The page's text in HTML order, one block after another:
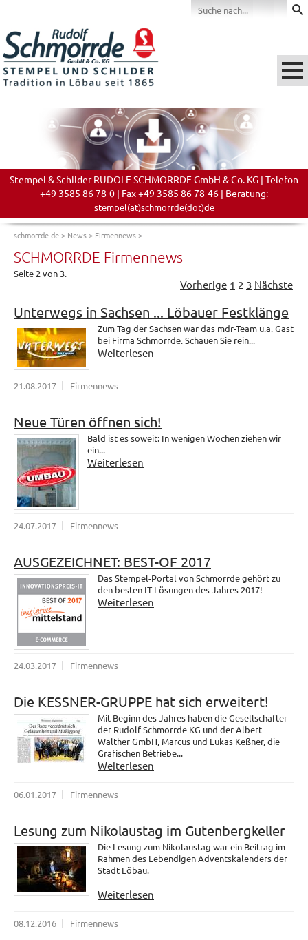
Stempel & Schilder RUDOLF SCHMORRDE GmbH & Co. KG | Telefon
+49 3585 86 78-0 | Fax +49 3585 86 78-46 | Beratung:
stempel(at)schmorrde(dot)de
schmorrde.de> News> Firmennews>
SCHMORRDE Firmennews
Seite 2 von 3.
Vorherige 1 2 3 Nächste
Unterwegs in Sachsen ... Löbauer Festklänge
Zum Tag der Sachsen war das mdr-Team u.a. Gast
bei Firma Schmorrde. Schauen Sie rein...
Weiterlesen
21.08.2017 Firmennews
Neue Türen öffnen sich!
Bald ist es soweit: In wenigen Wochen ziehen wir
ein...
Weiterlesen
24.07.2017 Firmennews
AUSGEZEICHNET: BEST-OF 2017
Das Stempel-Portal von Schmorrde gehört zu
den besten IT-Lösungen des Jahres 2017!
Weiterlesen
24.03.2017 Firmennews
Die KESSNER-GRUPPE hat sich erweitert!
Mit Beginn des Jahres haben die Gesellschafter
der Rudolf Schmorrde KG und der Albert
Walther GmbH, Marcus und Lukas Keßner, die
Grafischen Betriebe...
Weiterlesen
06.01.2017 Firmennews
Lesung zum Nikolaustag im Gutenbergkeller
Die Lesung zum Nikolaustag war ein Beitrag im
Rahmen des Lebendigen Adventskalenders der
Stadt Löbau.
Weiterlesen
08.12.2016 Firmennews